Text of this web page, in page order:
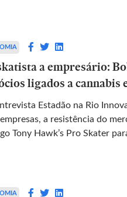
a empresário:
ligados a cannabis
Estadão na Rio
a resistência do
Tony Hawk’s Pro Skater